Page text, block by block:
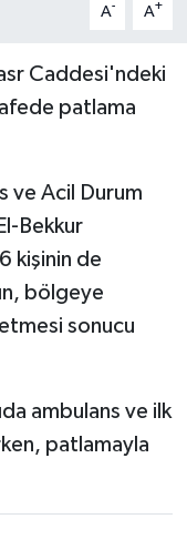
A- A+
Caddesi'ndeki
patlama
ve Acil Durum
Bekkur
kişinin de
bölgeye
sonucu
ambulans ve ilk
patlamayla